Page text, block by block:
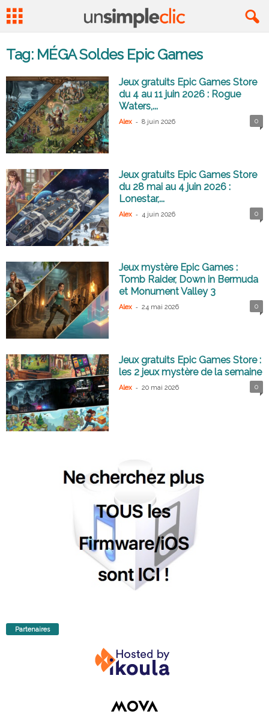
Tag: MÉGA Soldes Epic Games
Jeux gratuits Epic Games Store
du 4 au 11 juin 2026 : Rogue
Waters,...
Alex - 8 juin 2026 0
Jeux gratuits Epic Games Store
du 28 mai au 4 juin 2026 :
Lonestar,...
Alex - 4 juin 2026 0
Jeux mystère Epic Games :
Tomb Raider, Down in Bermuda
et Monument Valley 3
Alex - 24 mai 2026 0
Jeux gratuits Epic Games Store :
les 2 jeux mystère de la semaine
Alex - 20 mai 2026 0
Partenaires